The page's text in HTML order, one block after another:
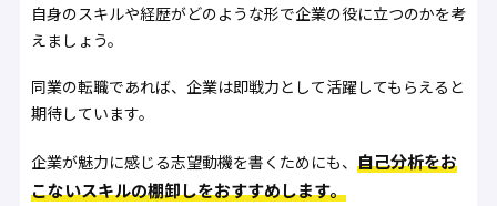
自身のスキルや経歴がどのような形で企業の役に立つのかを考
えましょう。
同業の転職であれば、企業は即戦力として活躍してもらえると
期待しています。
企業が魅力に感じる志望動機を書くためにも、 自己分析をお
こないスキルの棚卸しをおすすめします。